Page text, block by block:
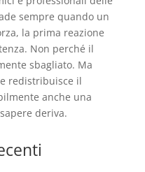
sempre quando un
la prima reazione
Non perché il
sbagliato. Ma
redistribuisce il
anche una
deriva.